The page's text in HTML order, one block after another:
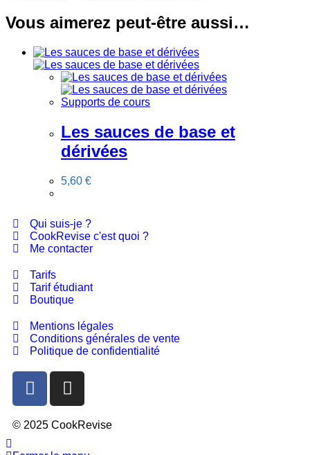
Vous aimerez peut-être aussi…
Supports de cours
Les sauces de base et
dérivées
5,60 €
Qui suis-je ?
CookRevise c'est quoi ?
Me contacter
Tarifs
Tarif étudiant
Boutique
Mentions légales
Conditions générales de vente
Politique de confidentialité
© 2025 CookRevise